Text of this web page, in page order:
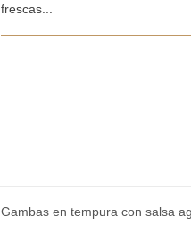
frescas...
Gambas en tempura con salsa